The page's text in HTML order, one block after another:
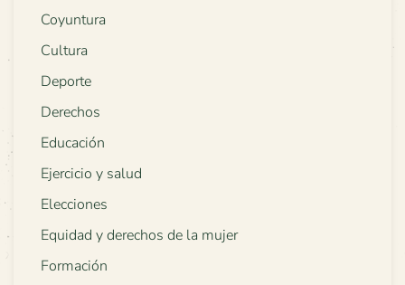
Coyuntura
Cultura
Deporte
Derechos
Educación
Ejercicio y salud
Elecciones
Equidad y derechos de la mujer
Formación